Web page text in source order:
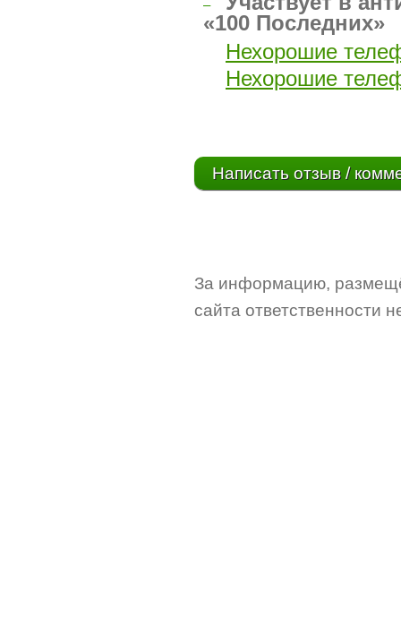
–
«100 Последних»
Нехорошие
Нехорошие
Написать отзыв /
За информацию,
сайта ответственности